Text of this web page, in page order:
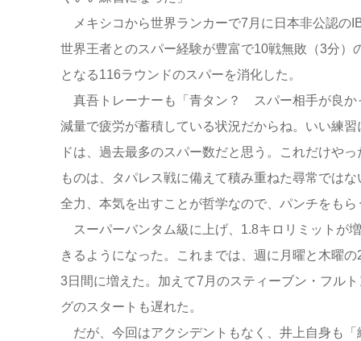
メキシコから世界ランカーで7月に日本非公認の
世界王者とのスパー経験が豊富で10戦無敗（3分
となる116ラウンドのスパーを消化した。
真吾トレーナーも「青タン？ スパー相手が良か
減量で疲労が蓄積している状況だからね。いい練
ドは、過去最多のスパー数だと思う。これだけや
ものは、タパレス戦に備えて積み重ねた尋常では
全力、本気を出すことが哲学なので、パンチをも
スーパーバンタム級に上げ、1.8キロリミットが
きるようになった。これまでは、週に月曜と木曜
3日間に増えた。加えて7月のスティーブン・フル
グのスタートも遅れた。
だが、今回はアクシデントもなく、井上自身も